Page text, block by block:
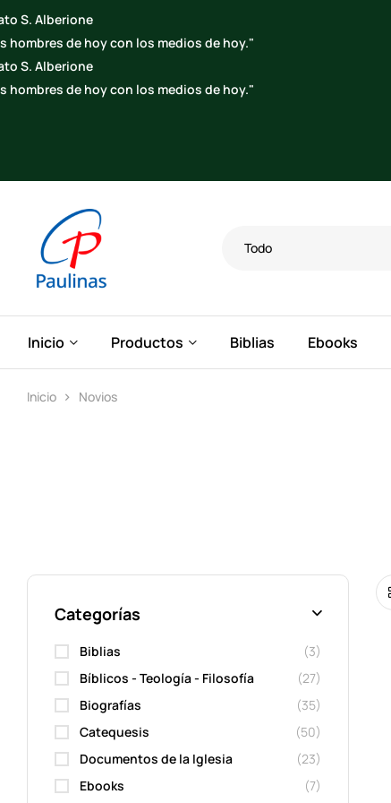
Todo
Inicio Productos Biblias Ebooks
Inicio Novios
Categorías
Biblias
(3)
Bíblicos - Teología - Filosofía
(27)
Biografías
(35)
Catequesis
(50)
Documentos de la Iglesia
(23)
Ebooks
(7)